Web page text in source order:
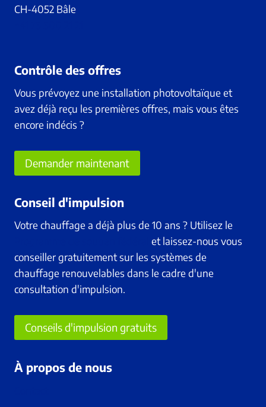
CH-4052 Bâle
Contrôle des offres
Vous prévoyez une installation photovoltaïque et
avez déjà reçu les premières offres, mais vous êtes
encore indécis ?
Demander maintenant
Conseil d'impulsion
Votre chauffage a déjà plus de 10 ans ? Utilisez le
et laissez-nous vous
conseiller gratuitement sur les systèmes de
chauffage renouvelables dans le cadre d'une
consultation d'impulsion.
Conseils d'impulsion gratuits
À propos de nous